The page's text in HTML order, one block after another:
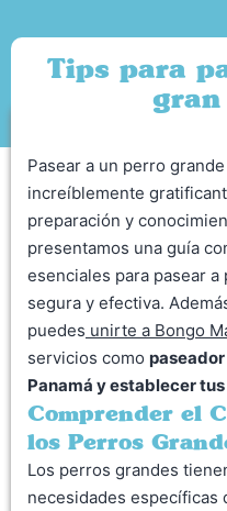
Tips para
gran
Pasear a un perro
increíblemente
preparación y
presentamos una guía
esenciales para pasear
segura y efectiva.
puedes unirte a Bongo
servicios como
Panamá y establecer
Comprender el
los Perros
Los perros grandes
necesidades específicas